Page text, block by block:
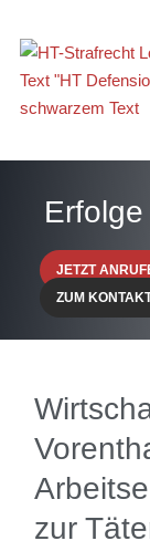
JETZT
ZUM
zur